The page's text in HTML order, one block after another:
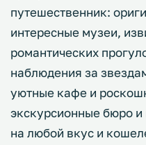
путешественник:
интересные музеи,
романтических
наблюдения за
уютные кафе и
экскурсионные бюро
на любой вкус и